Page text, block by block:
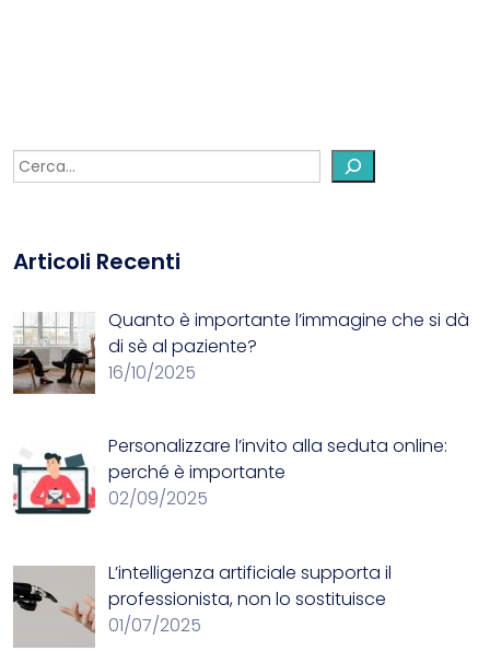
Articoli Recenti
Quanto è importante l’immagine che si dà
di sè al paziente?
16/10/2025
Personalizzare l’invito alla seduta online:
perché è importante
02/09/2025
L’intelligenza artificiale supporta il
professionista, non lo sostituisce
01/07/2025